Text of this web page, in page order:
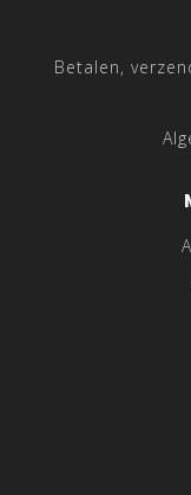
Betalen,